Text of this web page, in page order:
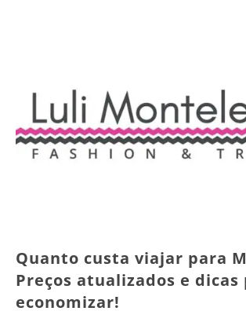
Quanto custa viajar para
Preços atualizados e dicas
economizar!